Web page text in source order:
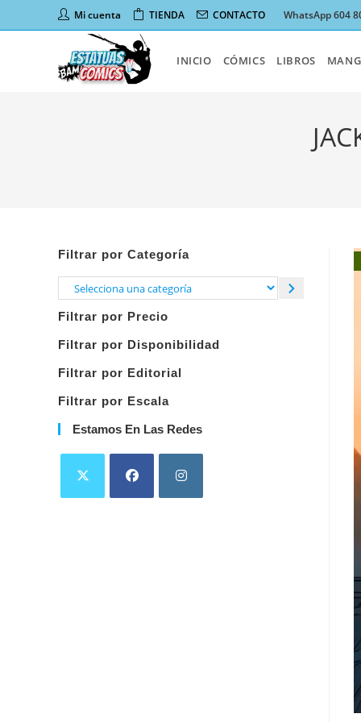
al
Mi cuenta TIENDA CONTACTO WhatsApp 604
INICIO CÓMICS LIBROS
Filtrar por Categoría
Selecciona
categoría
Filtrar por Precio
Filtrar por Disponibilidad
Filtrar por Editorial
Filtrar por Escala
Estamos En Las Redes